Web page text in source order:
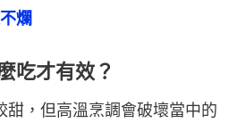
爛
吃才有效？
甜，但高溫烹調會破壞當中的